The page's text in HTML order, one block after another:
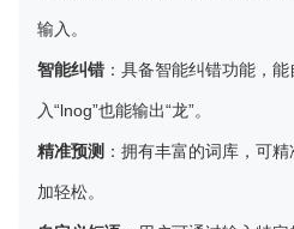
输入。
智能纠错 ：具备智能纠错功能，
入“lnog”也能输出“龙”。
精准预测 ：拥有丰富的词库，可
加轻松。